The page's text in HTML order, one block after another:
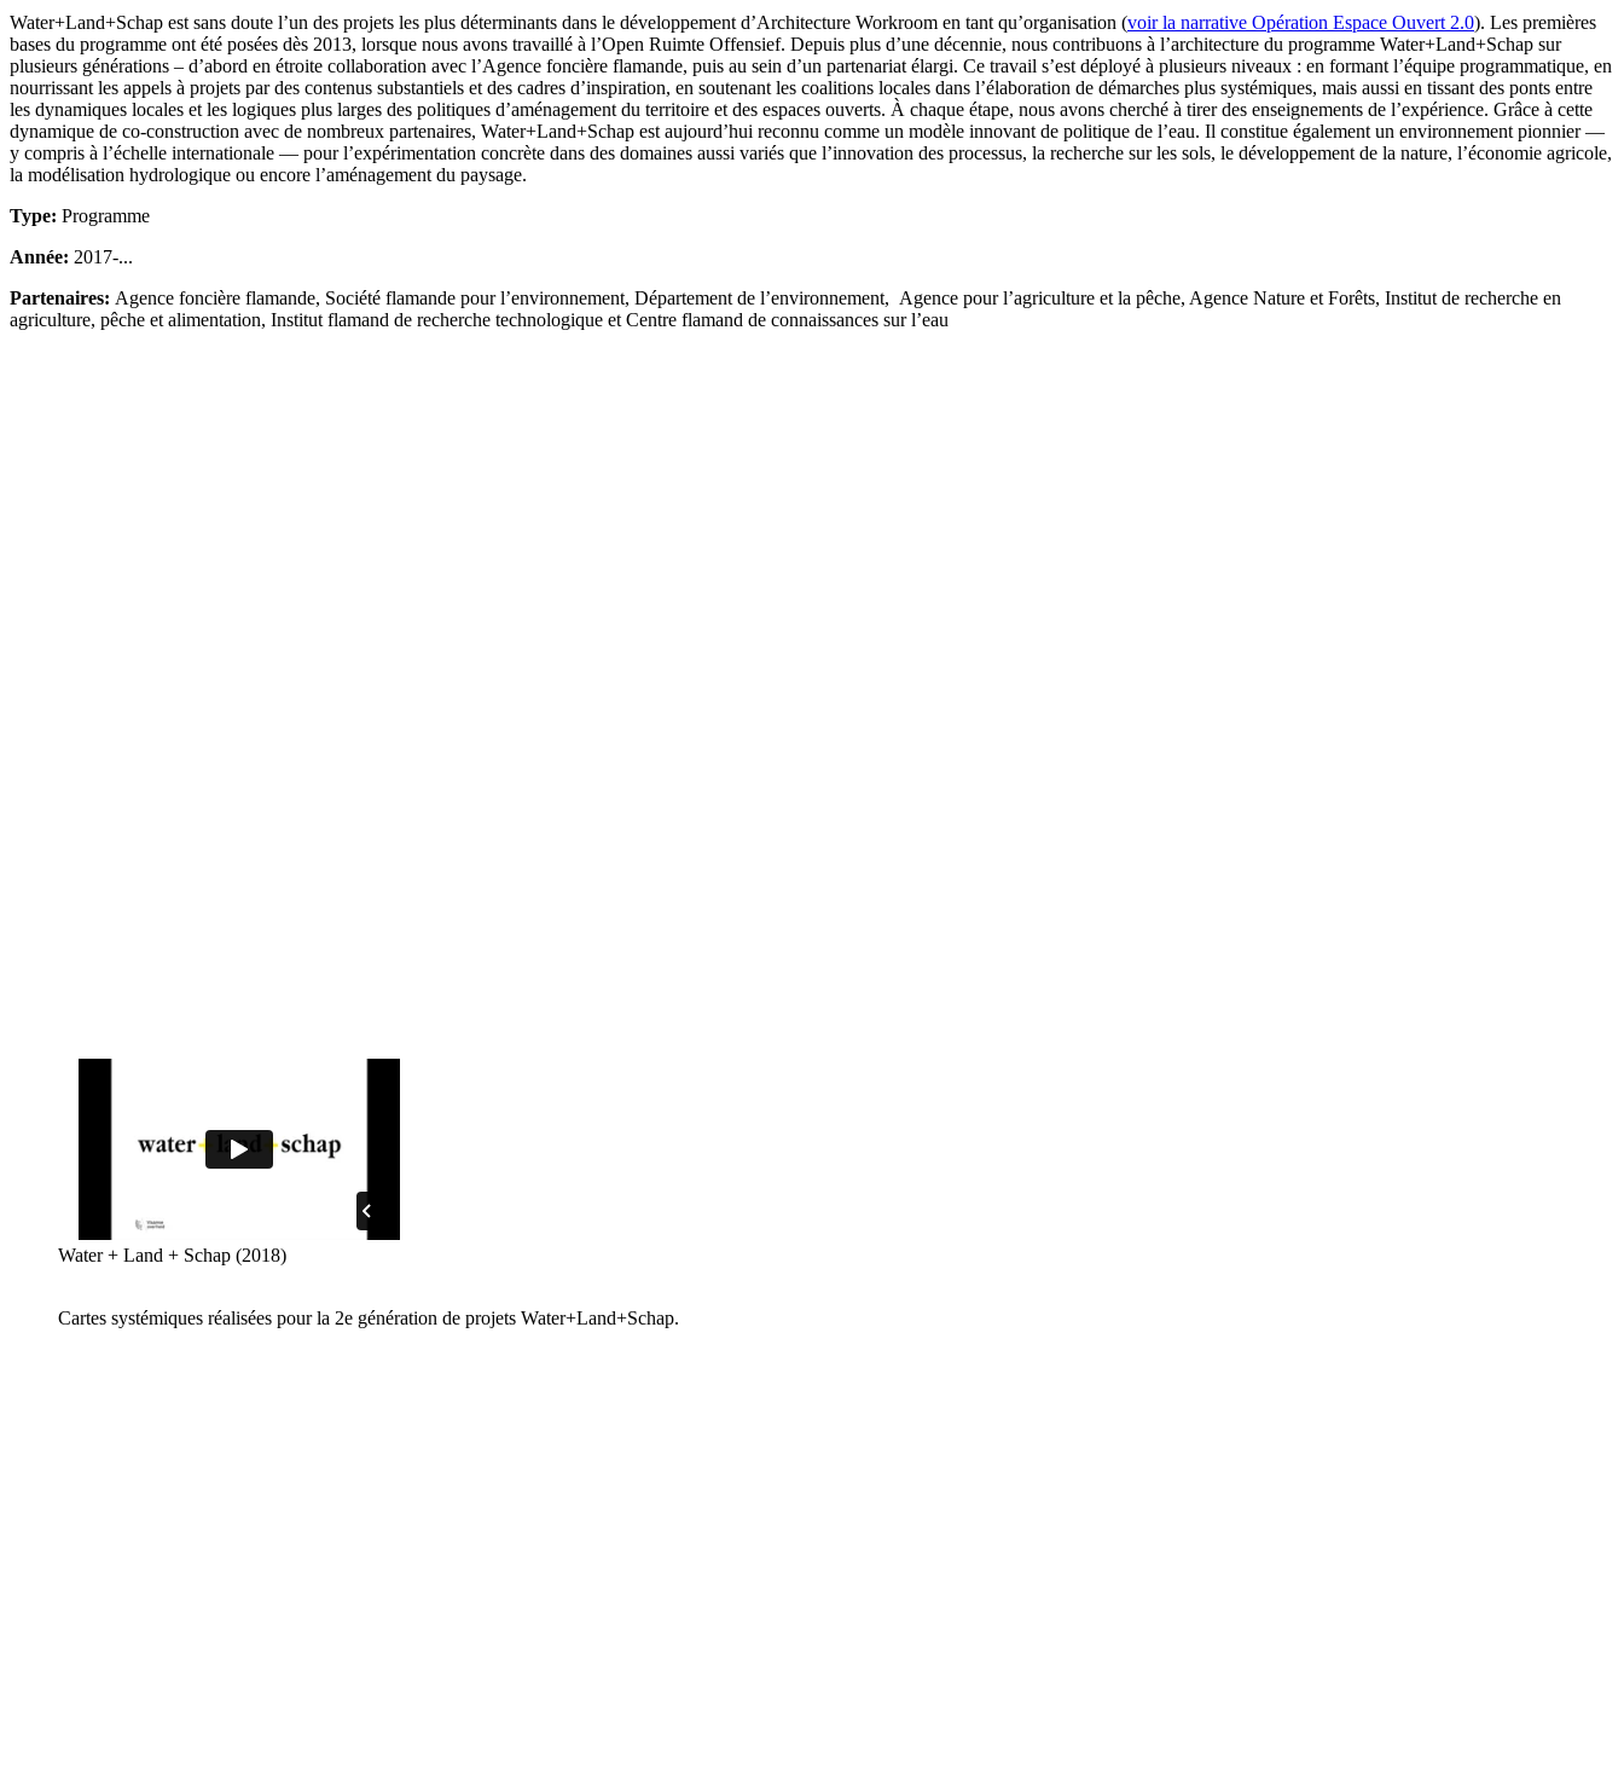
Water+Land+Schap est sans doute l’un des projets les plus déterminants dans le développement d’Architecture Workroom en tant qu’organisation (voir la narrative Opération Espace Ouvert 2.0). Les premières
bases du programme ont été posées dès 2013, lorsque nous avons travaillé à l’Open Ruimte Offensief. Depuis plus d’une décennie, nous contribuons à l’architecture du programme Water+Land+Schap sur
plusieurs générations – d’abord en étroite collaboration avec l’Agence foncière flamande, puis au sein d’un partenariat élargi. Ce travail s’est déployé à plusieurs niveaux : en formant l’équipe programmatique, en
nourrissant les appels à projets par des contenus substantiels et des cadres d’inspiration, en soutenant les coalitions locales dans l’élaboration de démarches plus systémiques, mais aussi en tissant des ponts entre
les dynamiques locales et les logiques plus larges des politiques d’aménagement du territoire et des espaces ouverts. À chaque étape, nous avons cherché à tirer des enseignements de l’expérience. Grâce à cette
dynamique de co-construction avec de nombreux partenaires, Water+Land+Schap est aujourd’hui reconnu comme un modèle innovant de politique de l’eau. Il constitue également un environnement pionnier —
y compris à l’échelle internationale — pour l’expérimentation concrète dans des domaines aussi variés que l’innovation des processus, la recherche sur les sols, le développement de la nature, l’économie agricole,
la modélisation hydrologique ou encore l’aménagement du paysage.
Type: Programme
Année: 2017-...
Partenaires: Agence foncière flamande, Société flamande pour l’environnement, Département de l’environnement, Agence pour l’agriculture et la pêche, Agence Nature et Forêts, Institut de recherche en
agriculture, pêche et alimentation, Institut flamand de recherche technologique et Centre flamand de connaissances sur l’eau
Water + Land + Schap (2018)
Cartes systémiques réalisées pour la 2e génération de projets Water+Land+Schap.